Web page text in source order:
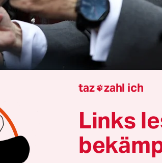
Gabriele Lesser
die Präsidentschaftswahlen
taz zahl ich
Links